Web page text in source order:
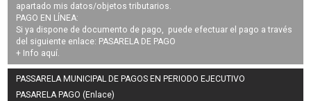
apartado mis datos/objetos tributarios.
PAGO EN LÍNEA:
Si ya dispone de documento de pago, puede efectuar el pago a través
del siguiente enlace: PASARELA DE PAGO
+ Info aquí
PASSARELA MUNICIPAL DE PAGOS EN PERIODO EJECUTIVO
PASARELA PAGO (Enlace)